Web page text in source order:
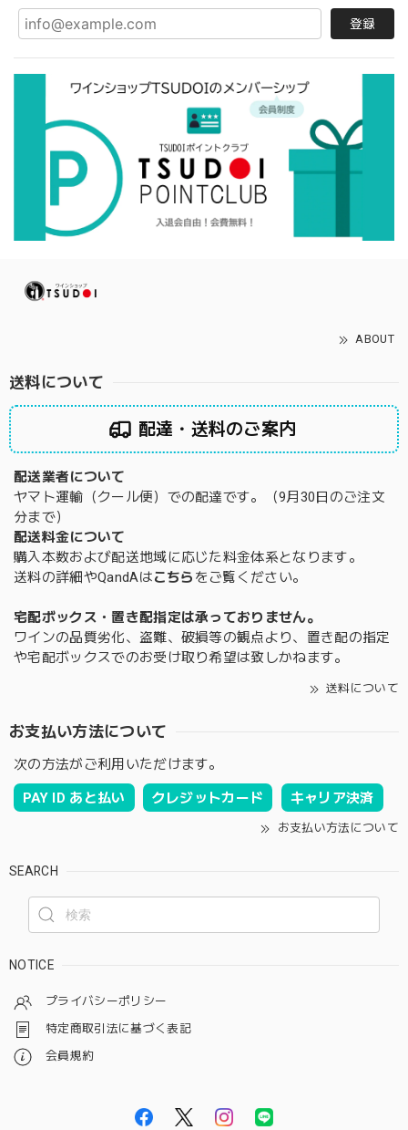
登録
ABOUT
送料について
配達・送料のご案内
配送業者について
ヤマト運輸（クール便）での配達です。（9月30日のご注文
分まで）
配送料金について
購入本数および配送地域に応じた料金体系となります。
送料の詳細やQandAはこちら をご覧ください。
宅配ボックス・置き配指定は承っておりません。
ワインの品質劣化、盗難、破損等の観点より、置き配の指定
や宅配ボックスでのお受け取り希望は致しかねます。
送料について
お支払い方法について
次の方法がご利用いただけます。
PAY ID あと払い クレジットカード キャリア決済
お支払い方法について
SEARCH
NOTICE
プライバシーポリシー
特定商取引法に基づく表記
会員規約